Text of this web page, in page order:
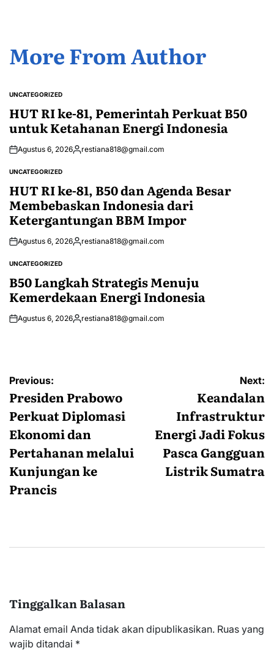
More From Author
POSTED
UNCATEGORIZED
HUT RI ke-81, Pemerintah Perkuat B50
untuk Ketahanan Energi Indonesia
Agustus 6, 2026Posted
restiana818@gmail.com
POSTED
UNCATEGORIZED
HUT RI ke-81, B50 dan Agenda Besar
Membebaskan Indonesia dari
Ketergantungan BBM Impor
Agustus 6, 2026Posted
restiana818@gmail.com
POSTED
UNCATEGORIZED
B50 Langkah Strategis Menuju
Kemerdekaan Energi Indonesia
Agustus 6, 2026Posted
restiana818@gmail.com
Navigasi
pos
Previous:
Presiden Prabowo
Perkuat Diplomasi
Ekonomi dan
Pertahanan melalui
Kunjungan ke
Prancis
Next:
Keandalan
Infrastruktur
Energi Jadi Fokus
Pasca Gangguan
Listrik Sumatra
Tinggalkan Balasan
Alamat email Anda tidak akan dipublikasikan. Ruas yang
wajib ditandai *